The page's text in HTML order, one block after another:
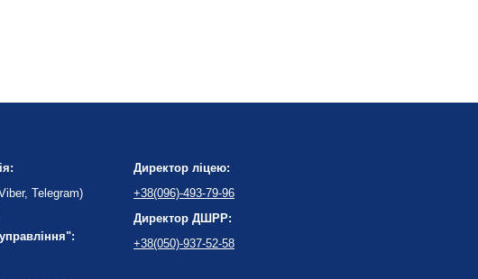
Telegram)
Директор ліцею:
+38(096)-493-79-96
Директор ДШРР:
+38(050)-937-52-58